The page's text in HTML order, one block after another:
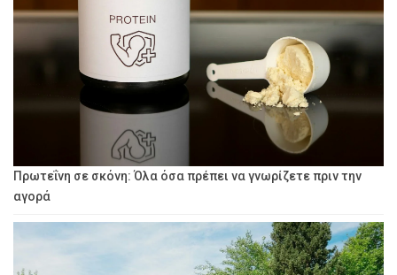
Πρωτεΐνη σε σκόνη: Όλα όσα πρέπει να γνωρίζετε πριν την
αγορά